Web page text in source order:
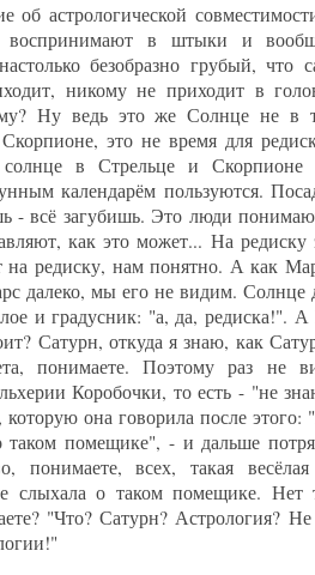
об астрологической
воспринимают в штыки и
безобразно грубый,
никому не приходит в
Ну ведь это же Солнце не в
это не время для
солнце в Стрельце и
календарём пользуются.
- всё загубишь. Это люди
как это может... На редиску
на редиску, нам понятно. А как
далеко, мы его не видим.
и градусник: "а, да, редиска!".
Сатурн, откуда я знаю, как
понимаете. Поэтому раз не
Коробочки, то есть - "не
которую она говорила после
таком помещике", - и дальше
понимаете, всех, такая
слыхала о таком помещике. Нет
"Что? Сатурн? Астрология?